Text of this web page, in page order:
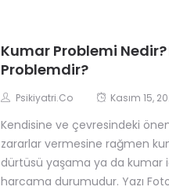
Kumar Problemi
Problemdir?
Psikiyatri.co Kasım 15,
Kendisine ve çevresindeki
zararlar vermesine rağmen
dürtüsü yaşama ya da kumar
harcama durumudur. Yazı